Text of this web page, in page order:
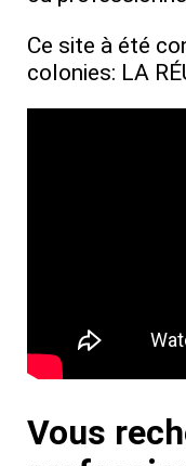
Ce site à été
colonies: LA
Vous